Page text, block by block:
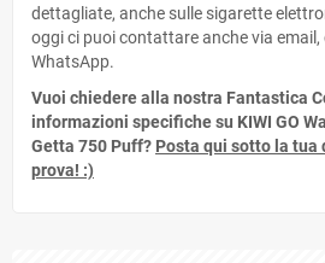
dettagliate, anche sulle sigarette
oggi ci puoi contattare anche via
WhatsApp.
Vuoi chiedere alla nostra Fantastica
informazioni specifiche su KIWI GO
Getta 750 Puff? Posta qui sotto la tua
prova! :)